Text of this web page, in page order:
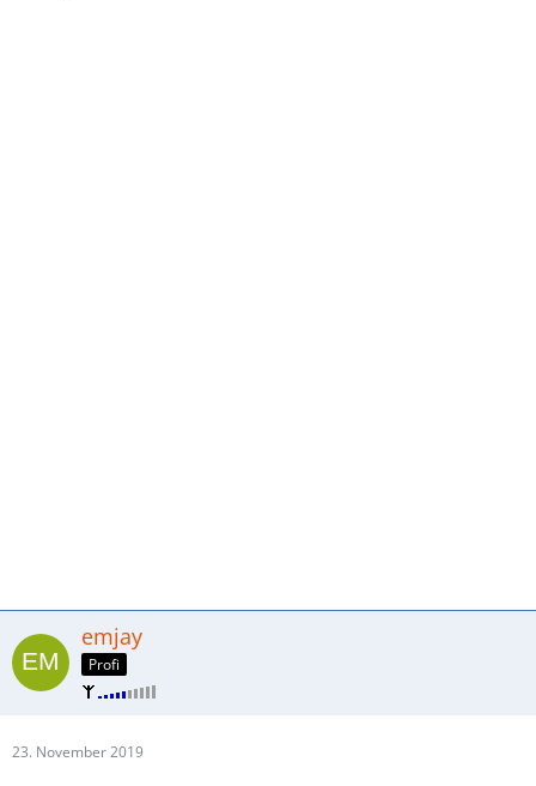
emjay
Profi
23. November 2019